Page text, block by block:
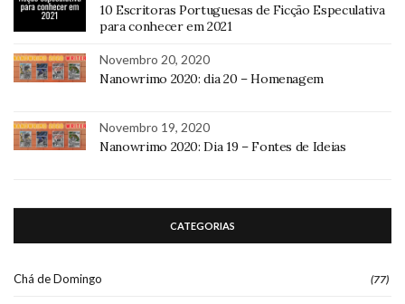
10 Escritoras Portuguesas de Ficção Especulativa
para conhecer em 2021
Novembro 20, 2020
Nanowrimo 2020: dia 20 – Homenagem
Novembro 19, 2020
Nanowrimo 2020: Dia 19 – Fontes de Ideias
CATEGORIAS
Chá de Domingo (77)